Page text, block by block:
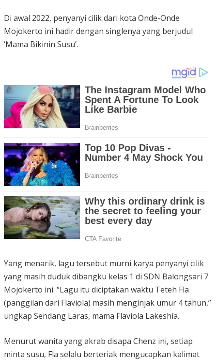
Di awal 2022, penyanyi cilik dari kota Onde-Onde
Mojokerto ini hadir dengan singlenya yang berjudul
‘Mama Bikinin Susu’.
Yang menarik, lagu tersebut murni karya penyanyi cilik
yang masih duduk dibangku kelas 1 di SDN Balongsari 7
Mojokerto ini. “Lagu itu diciptakan waktu Teteh Fla
(panggilan dari Flaviola) masih menginjak umur 4 tahun,”
ungkap Sendang Laras, mama Flaviola Lakeshia.
Menurut wanita yang akrab disapa Chenz ini, setiap
minta susu, Fla selalu berteriak mengucapkan kalimat